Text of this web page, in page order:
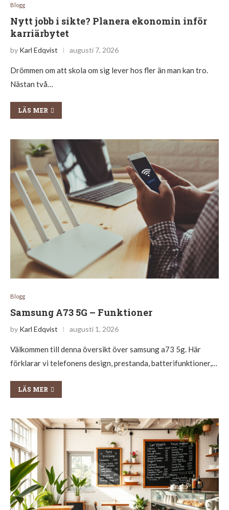
Blogg
Nytt jobb i sikte? Planera ekonomin inför
karriärbytet
by Karl Edqvist augusti 7, 2026
Drömmen om att skola om sig lever hos fler än man kan tro.
Nästan två…
LÄS MER
Blogg
Samsung A73 5G – Funktioner
by Karl Edqvist augusti 1, 2026
Välkommen till denna översikt över samsung a73 5g. Här
förklarar vi telefonens design, prestanda, batterifunktioner,…
LÄS MER